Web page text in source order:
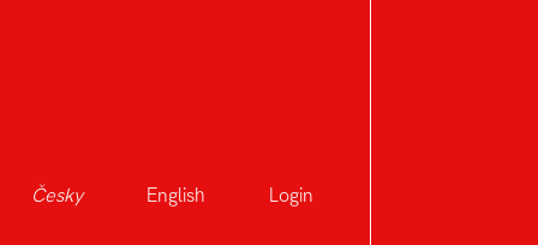
Česky English Login